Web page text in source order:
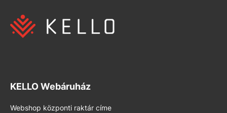
KELLO Webáruház
Webshop központi raktár címe